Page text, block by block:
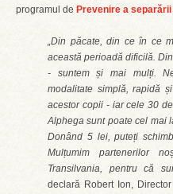
programul de Prevenire a
„Din păcate, din ce în ce
această perioadă dificilă.
- suntem și mai mulți.
modalitate simplă, rapidă
acestor copii - iar cele 30
Alphega sunt poate cel mai
Donând 5 lei, puteți
Mulțumim partenerilor
Transilvania, pentru că
declară Robert Ion,